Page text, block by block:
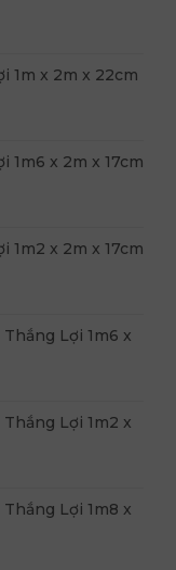
1m x 2m x 22cm
1m6 x 2m x 17cm
1m2 x 2m x 17cm
Thắng Lợi 1m6 x
Thắng Lợi 1m2 x
Thắng Lợi 1m8 x